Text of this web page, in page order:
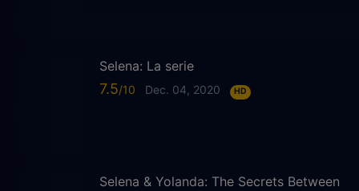
Selena: La serie
7.5 Dec. 04, 2020 HD
Selena & Yolanda: The Secrets Between